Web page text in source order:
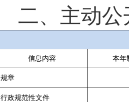
二、主动
信息内容 本年
规章
行政规范性文件